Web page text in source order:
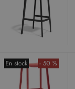
En stock - 50 %